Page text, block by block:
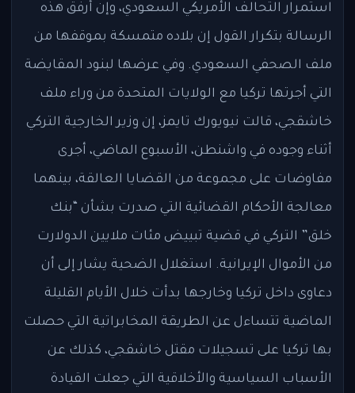
استمرار التحالف الأمريكي السعودي، وإن أرفق هذه
الرسالة بتكرار القول إن بلاده متمسكة بموقفها من
ملف الصحفي السعودي. وفي عرضها لبنود المقايضة
التي أجرتها تركيا مع الولايات المتحدة من وراء ملف
خاشقجي، قالت نيويورك تايمز، إن وزير الخارجية التركي
أثناء وجوده في واشنطن، الأسبوع الماضي، أجرى
مفاوضات على مجموعة من القضايا العالقة، بينهما
معالجة الأحكام القضائية التي صدرت بشأن “بنك
خلق” التركي في قضية تبييض مئات ملايين الدولارت
من الأموال الإيرانية. استغلال الضحية يشار إلى أن
دعاوى داخل تركيا وخارجها بدأت خلال الأيام القليلة
الماضية تتساءل عن الطريقة المخابراتية التي حصلت
بها تركيا على تسجيلات مقتل خاشقجي، كذلك عن
الأسباب السياسية والأخلاقية التي جعلت القيادة